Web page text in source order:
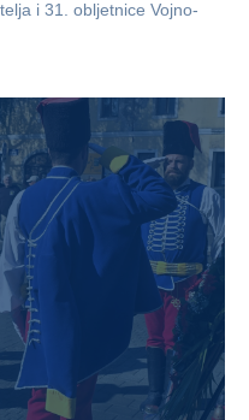
i 31. obljetnice Vojno-